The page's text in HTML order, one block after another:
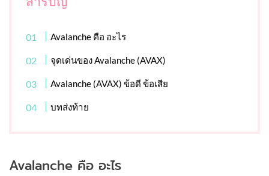
Avalanche คือ อะไร
จุดเด่นของ Avalanche (AVAX)
Avalanche (AVAX) ข้อดี ข้อเสีย
บทส่งท้าย
Avalanche คือ อะไร